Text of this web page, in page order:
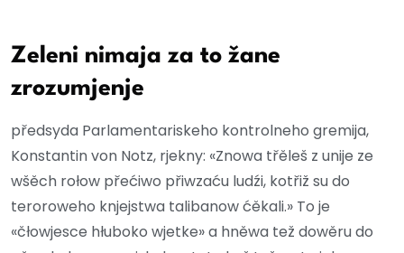
Zeleni nimaja za to žane
zrozumjenje
předsyda Parlamentariskeho kontrolneho gremija,
Konstantin von Notz, rjekny: «Znowa třěleš z unije ze
wšěch rołow přećiwo přiwzaću ludźi, kotřiž su do
teroroweho knjejstwa talibanow ćěkali.» To je
«čłowjesce hłuboko wjetke» a hněwa tež dowěru do